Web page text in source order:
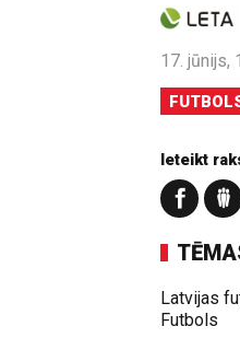
17. jūnijs,
Ieteikt
Latvijas
Futbols